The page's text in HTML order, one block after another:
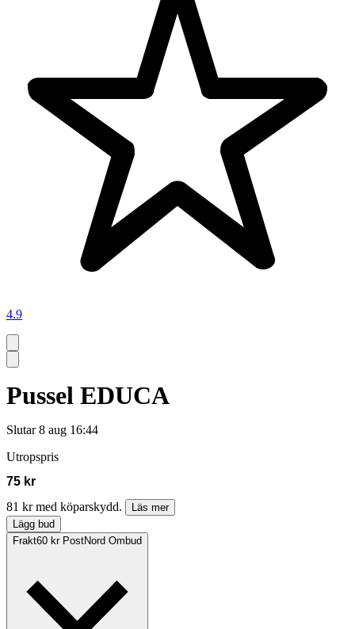
4.9
Pussel EDUCA
Slutar 8 aug 16:44
Utropspris
75 kr
81 kr med köparskydd.
Läs mer
Lägg bud
Frakt60 kr PostNord Ombud